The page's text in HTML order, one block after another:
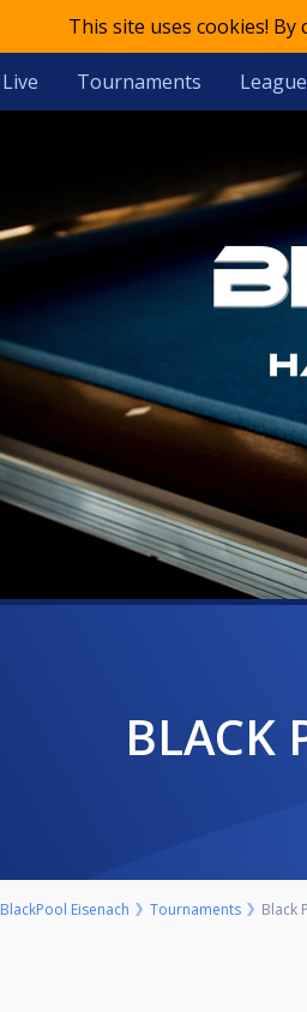
This site uses cookies!
Live Tournaments
BlackPool Eisenach Tournaments Black